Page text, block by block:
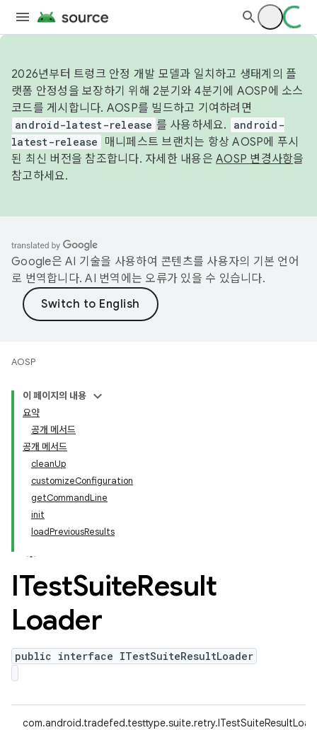
2026년부터 트렁크 안정 개발 모델과 일치하고 생태계의 플
랫폼 안정성을 보장하기 위해 2분기와 4분기에 AOSP에 소스
코드를 게시합니다. AOSP를 빌드하고 기여하려면
android-latest-release 를 사용하세요.
android-
latest-release
매니페스트 브랜치는 항상 AOSP에 푸시
된 최신 버전을 참조합니다. 자세한 내용은 AOSP 변경사항을
참고하세요.
Google은 AI 기술을 사용하여 콘텐츠를 사용자의 기본 언어
로 번역합니다. AI 번역에는 오류가 있을 수 있습니다.
AOSP
이 페이지의 내용
요약
공개 메서드
공개 메서드
cleanUp
customizeConfiguration
getCommandLine
init
loadPreviousResults
ITestSuiteResult
Loader
public interface ITestSuiteResultLoader